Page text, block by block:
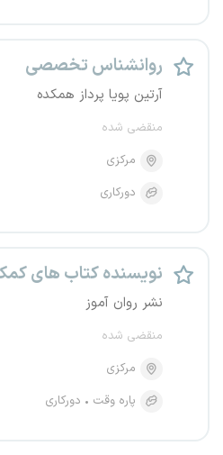
روانشناس تخصصی
آرتین پویا پرداز همکده
منقضی شده
مرکزی
دورکاری
نویسنده کتاب های
نشر روان آموز
منقضی شده
مرکزی
پاره وقت
دورکاری